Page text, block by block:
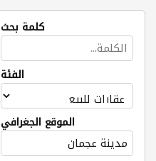
كلمة بحث
الفئة
الموقع الجغرافي